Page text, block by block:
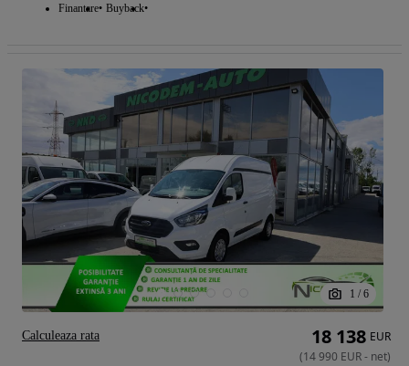
Finantare Buyback
1 / 6
18 138 EUR
(14 990 EUR- net)
Calculeaza rata